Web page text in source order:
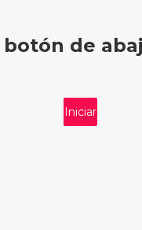
de
Iniciar